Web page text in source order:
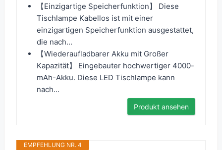
【Einzigartige Speicherfunktion】 Diese
Tischlampe Kabellos ist mit einer
einzigartigen Speicherfunktion ausgestattet,
die nach...
【Wiederaufladbarer Akku mit Großer
Kapazität】 Eingebauter hochwertiger 4000-
mAh-Akku. Diese LED Tischlampe kann
nach...
Produkt ansehen
EMPFEHLUNG NR. 4